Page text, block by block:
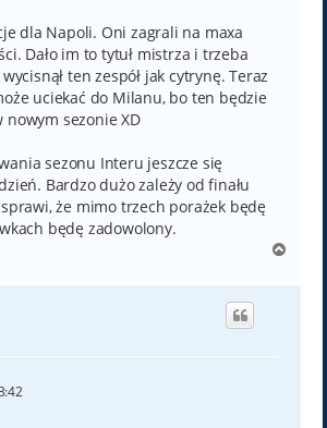
dla Napoli. Oni zagrali na maxa
Dało im to tytuł mistrza i trzeba
ten zespół jak cytrynę. Teraz
uciekać do Milanu, bo ten będzie
sezonie XD
sezonu Interu jeszcze się
Bardzo dużo zależy od finału
że mimo trzech porażek będę
będę zadowolony.
g